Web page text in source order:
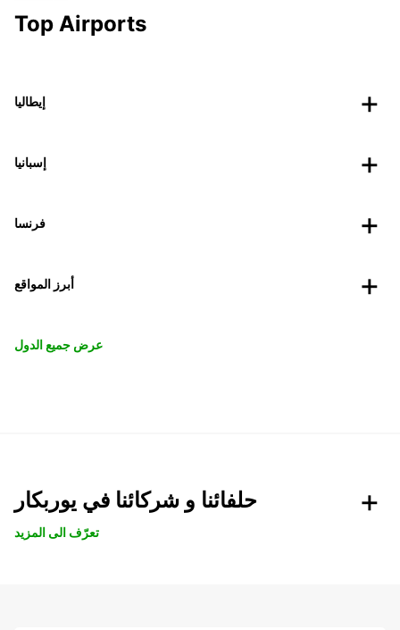
Top Airports
إيطاليا
إسبانيا
فرنسا
أبرز المواقع
عرض جميع الدول
حلفائنا و شركائنا في يوربكار
تعرّف الى المزيد